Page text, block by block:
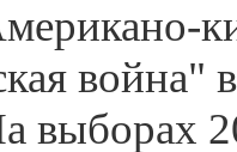
война"
выборах